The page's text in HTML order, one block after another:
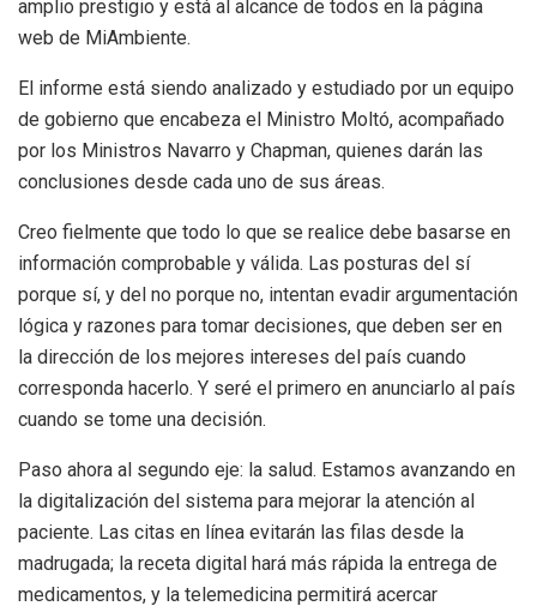
amplio prestigio y está al alcance de todos en la página
web de MiAmbiente.
El informe está siendo analizado y estudiado por un equipo
de gobierno que encabeza el Ministro Moltó, acompañado
por los Ministros Navarro y Chapman, quienes darán las
conclusiones desde cada uno de sus áreas.
Creo fielmente que todo lo que se realice debe basarse en
información comprobable y válida. Las posturas del sí
porque sí, y del no porque no, intentan evadir argumentación
lógica y razones para tomar decisiones, que deben ser en
la dirección de los mejores intereses del país cuando
corresponda hacerlo. Y seré el primero en anunciarlo al país
cuando se tome una decisión.
Paso ahora al segundo eje: la salud. Estamos avanzando en
la digitalización del sistema para mejorar la atención al
paciente. Las citas en línea evitarán las filas desde la
madrugada; la receta digital hará más rápida la entrega de
medicamentos, y la telemedicina permitirá acercar